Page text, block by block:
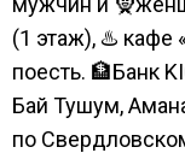
(1 этаж), ♨️ кафе
поесть. 🏦Банк
Бай Тушум,
по